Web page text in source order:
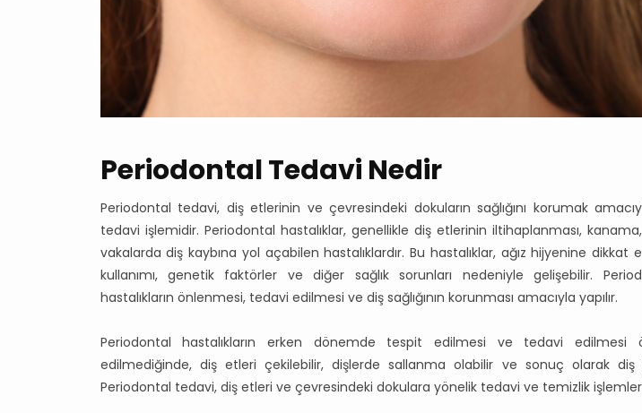
Periodontal Tedavi Nedir
Periodontal tedavi, diş etlerinin ve çevresindeki dokuların sağlığını korumak
tedavi işlemidir. Periodontal hastalıklar, genellikle diş etlerinin iltihaplanması,
vakalarda diş kaybına yol açabilen hastalıklardır. Bu hastalıklar, ağız hijyenine dikkat
kullanımı, genetik faktörler ve diğer sağlık sorunları nedeniyle gelişebilir.
hastalıkların önlenmesi, tedavi edilmesi ve diş sağlığının korunması amacıyla yapılır.
Periodontal hastalıkların erken dönemde tespit edilmesi ve tedavi edilmesi
edilmediğinde, diş etleri çekilebilir, dişlerde sallanma olabilir ve sonuç olarak diş
Periodontal tedavi, diş etleri ve çevresindeki dokulara yönelik tedavi ve temizlik